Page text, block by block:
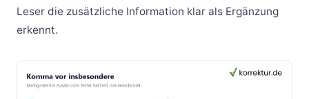
Leser die zusätzliche Information klar als Ergänzung
erkennt.